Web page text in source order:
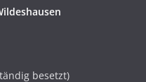
besetzt)